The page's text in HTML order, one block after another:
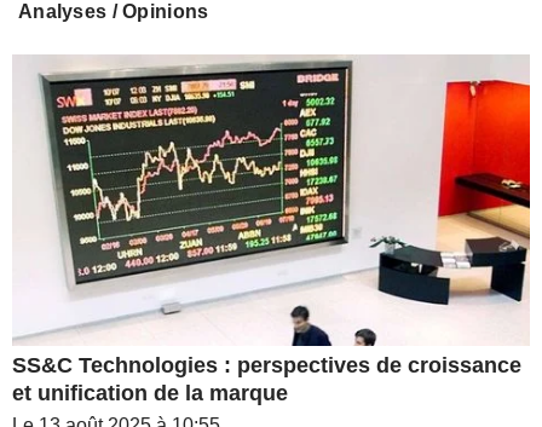
Analyses / Opinions
SS&C Technologies : perspectives de croissance
et unification de la marque